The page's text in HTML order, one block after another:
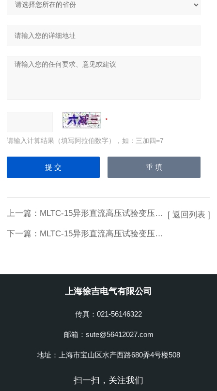
请输入计算结果（填写阿拉伯数字），如：三加四=7
上一篇： MLTC-15异形直流高压试验变压器大量供应
下一篇： MLTC-15异形直流高压试验变压器上海徐吉
[ 返回列表 ]
上海徐吉电气有限公司
传真：021-56146322
邮箱：sute@56412027.com
地址：上海市宝山区水产西路680弄4号楼508
扫一扫，关注我们